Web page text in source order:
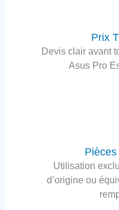
Prix
Devis clair avant
Asus Pro
Utilisation
d’origine ou